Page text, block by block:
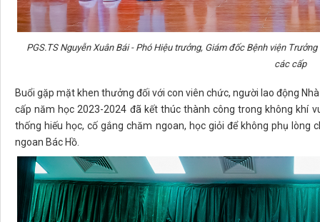
PGS.TS Nguyễn Xuân Bái - Phó Hiệu trưởng, Giám đốc Bệnh viện
các cấp
Buổi gặp mặt khen thưởng đối với con viên chức, người lao động
cấp năm học 2023-2024 đã kết thúc thành công trong không khí
thống hiếu học, cố gắng chăm ngoan, học giỏi để không phụ lòng
ngoan Bác Hồ.